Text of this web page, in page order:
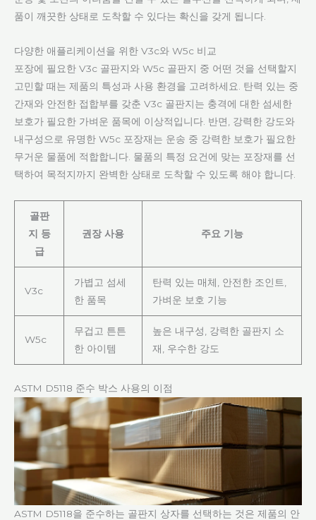
품이 깨끗한 상태로 도착할 수 있다는 확신을 갖게 됩니다.
다양한 애플리케이션을 위한 V3c와 W5c 비교
포장에 필요한 V3c 골판지와 W5c 골판지 중 어떤 것을 선택할지
고민할 때는 제품의 특성과 사용 환경을 고려하세요. 탄력 있는 중
간재와 안전한 접합부를 갖춘 V3c 골판지는 충격에 대한 섬세한
보호가 필요한 가벼운 품목에 이상적입니다. 반면, 강력한 강도와
내구성으로 유명한 W5c 포장재는 운송 중 강력한 보호가 필요한
무거운 물품에 적합합니다. 물품의 특정 요건에 맞는 포장재를 선
택하여 목적지까지 완벽한 상태로 도착할 수 있도록 해야 합니다.
골판
지 등
급
권장 사용 주요 기능
V3c
가볍고 섬세
한 품목
탄력 있는 매체, 안전한 조인트,
가벼운 보호 기능
W5c
무겁고 튼튼
한 아이템
높은 내구성, 강력한 골판지 소
재, 우수한 강도
ASTM D5118 준수 박스 사용의 이점
ASTM D5118을 준수하는 골판지 상자를 선택하는 것은 제품의 안